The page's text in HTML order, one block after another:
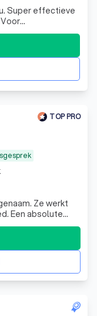
Super effectieve
ervaring
TOP PRO
Ze werkt
Een absolute